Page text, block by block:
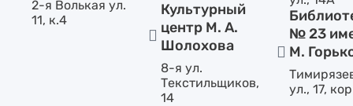
2-я Волькая ул.
11, к.4
Культурный
центр М. А.
Шолохова
8-я ул.
Текстильщиков,
14
№ 23
М.
ул., 17,